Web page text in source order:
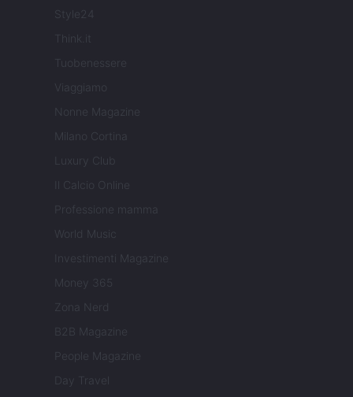
Style24
Think.it
Tuobenessere
Viaggiamo
Nonne Magazine
Milano Cortina
Luxury Club
Il Calcio Online
Professione mamma
World Music
Investimenti Magazine
Money 365
Zona Nerd
B2B Magazine
People Magazine
Day Travel